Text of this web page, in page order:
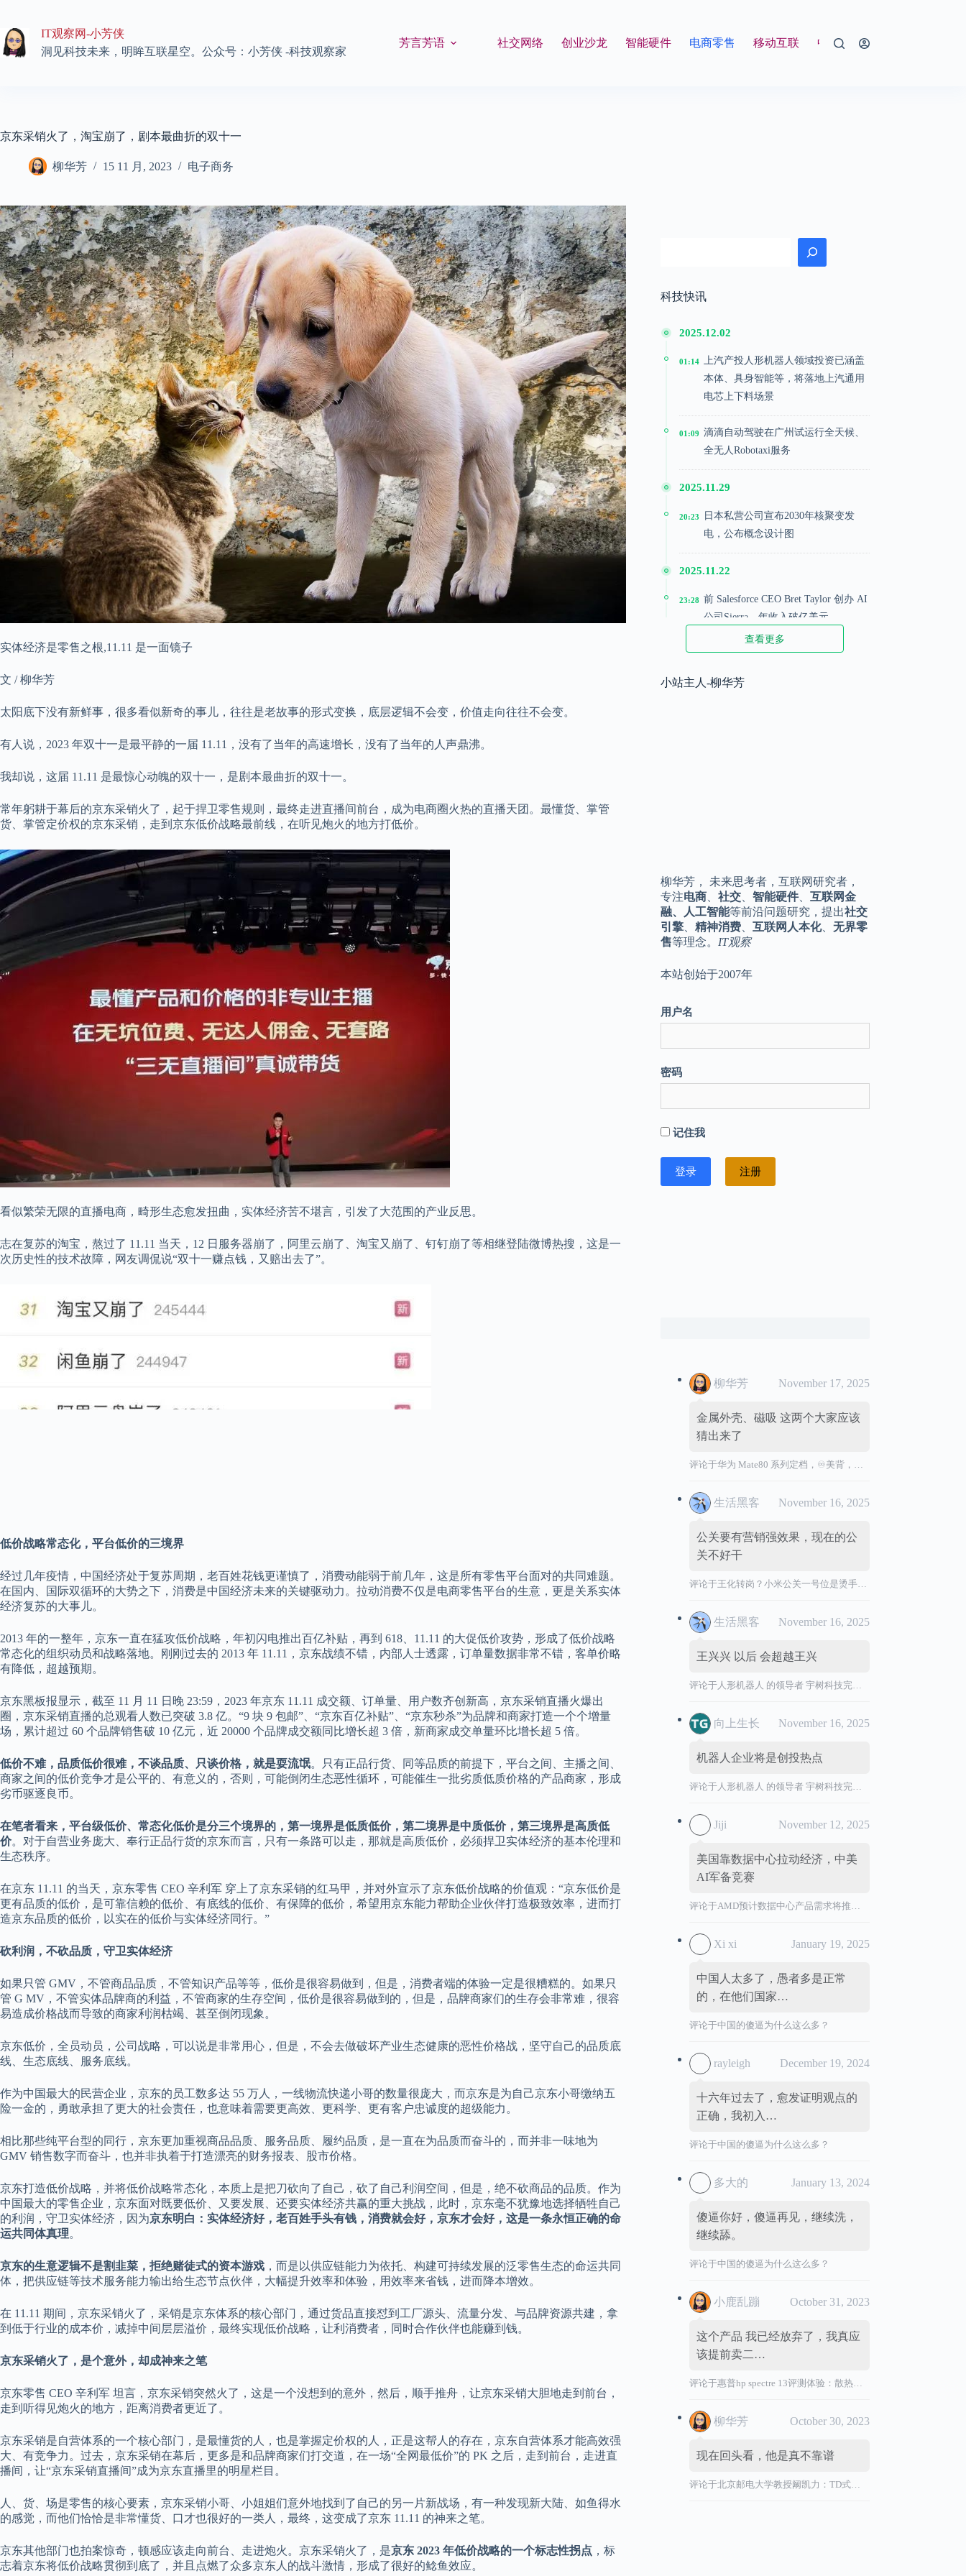
内
容
IT观察网-小芳侠
洞见科技未来，明眸互联星空。公众号：小芳侠 -科技观察家
芳言芳语 社交网络 创业沙龙 智能硬件 电商零售 移动互联 中国好工作
京东采销火了，淘宝崩了，剧本最曲折的双十一
柳华芳 15 11 月, 2023 电子商务
实体经济是零售之根,11.11 是一面镜子
文 / 柳华芳
太阳底下没有新鲜事，很多看似新奇的事儿，往往是老故事的形式变换，底层逻辑不会变，价值走向往往不会变。
有人说，2023 年双十一是最平静的一届 11.11，没有了当年的高速增长，没有了当年的人声鼎沸。
我却说，这届 11.11 是最惊心动魄的双十一，是剧本最曲折的双十一。
常年躬耕于幕后的京东采销火了，起于捍卫零售规则，最终走进直播间前台，成为电商圈火热的直播天团。最懂货、掌管
货、掌管定价权的京东采销，走到京东低价战略最前线，在听见炮火的地方打低价。
看似繁荣无限的直播电商，畸形生态愈发扭曲，实体经济苦不堪言，引发了大范围的产业反思。
志在复苏的淘宝，熬过了 11.11 当天，12 日服务器崩了，阿里云崩了、淘宝又崩了、钉钉崩了等相继登陆微博热搜，这是一
次历史性的技术故障，网友调侃说“双十一赚点钱，又赔出去了”。
低价战略常态化，平台低价的三境界
经过几年疫情，中国经济处于复苏周期，老百姓花钱更谨慎了，消费动能弱于前几年，这是所有零售平台面对的共同难题。
在国内、国际双循环的大势之下，消费是中国经济未来的关键驱动力。拉动消费不仅是电商零售平台的生意，更是关系实体
经济复苏的大事儿。
2013 年的一整年，京东一直在猛攻低价战略，年初闪电推出百亿补贴，再到 618、11.11 的大促低价攻势，形成了低价战略
常态化的组织动员和战略落地。刚刚过去的 2013 年 11.11，京东战绩不错，内部人士透露，订单量数据非常不错，客单价略
有降低，超越预期。
京东黑板报显示，截至 11 月 11 日晚 23:59，2023 年京东 11.11 成交额、订单量、用户数齐创新高，京东采销直播火爆出
圈，京东采销直播的总观看人数已突破 3.8 亿。“9 块 9 包邮”、“京东百亿补贴”、“京东秒杀”为品牌和商家打造一个个增量
场，累计超过 60 个品牌销售破 10 亿元，近 20000 个品牌成交额同比增长超 3 倍，新商家成交单量环比增长超 5 倍。
低价不难，品质低价很难，不谈品质、只谈价格，就是耍流氓。只有正品行货、同等品质的前提下，平台之间、主播之间、
商家之间的低价竞争才是公平的、有意义的，否则，可能倒闭生态恶性循环，可能催生一批劣质低质价格的产品商家，形成
劣币驱逐良币。
在笔者看来，平台级低价、常态化低价是分三个境界的，第一境界是低质低价，第二境界是中质低价，第三境界是高质低
价。对于自营业务庞大、奉行正品行货的京东而言，只有一条路可以走，那就是高质低价，必须捍卫实体经济的基本伦理和
生态秩序。
在京东 11.11 的当天，京东零售 CEO 辛利军 穿上了京东采销的红马甲，并对外宣示了京东低价战略的价值观：“京东低价是
更有品质的低价，是可靠信赖的低价、有底线的低价、有保障的低价，希望用京东能力帮助企业伙伴打造极致效率，进而打
造京东品质的低价，以实在的低价与实体经济同行。”
砍利润，不砍品质，守卫实体经济
如果只管 GMV，不管商品品质，不管知识产品等等，低价是很容易做到，但是，消费者端的体验一定是很糟糕的。如果只
管 G MV，不管实体品牌商的利益，不管商家的生存空间，低价是很容易做到的，但是，品牌商家们的生存会非常难，很容
易造成价格战而导致的商家利润枯竭、甚至倒闭现象。
京东低价，全员动员，公司战略，可以说是非常用心，但是，不会去做破坏产业生态健康的恶性价格战，坚守自己的品质底
线、生态底线、服务底线。
作为中国最大的民营企业，京东的员工数多达 55 万人，一线物流快递小哥的数量很庞大，而京东是为自己京东小哥缴纳五
险一金的，勇敢承担了更大的社会责任，也意味着需要更高效、更科学、更有客户忠诚度的超级能力。
相比那些纯平台型的同行，京东更加重视商品品质、服务品质、履约品质，是一直在为品质而奋斗的，而并非一味地为
GMV 销售数字而奋斗，也并非执着于打造漂亮的财务报表、股市价格。
京东打造低价战略，并将低价战略常态化，本质上是把刀砍向了自己，砍了自己利润空间，但是，绝不砍商品的品质。作为
中国最大的零售企业，京东面对既要低价、又要发展、还要实体经济共赢的重大挑战，此时，京东毫不犹豫地选择牺牲自己
的利润，守卫实体经济，因为京东明白：实体经济好，老百姓手头有钱，消费就会好，京东才会好，这是一条永恒正确的命
运共同体真理。
京东的生意逻辑不是割韭菜，拒绝赌徒式的资本游戏 ，而是以供应链能力为依托、构建可持续发展的泛零售生态的命运共同
体，把供应链等技术服务能力输出给生态节点伙伴，大幅提升效率和体验，用效率来省钱，进而降本增效。
在 11.11 期间，京东采销火了，采销是京东体系的核心部门，通过货品直接怼到工厂源头、流量分发、与品牌资源共建，拿
到低于行业的成本价，减掉中间层层溢价，最终实现低价战略，让利消费者，同时合作伙伴也能赚到钱。
京东采销火了，是个意外，却成神来之笔
京东零售 CEO 辛利军 坦言，京东采销突然火了，这是一个没想到的意外，然后，顺手推舟，让京东采销大胆地走到前台，
走到听得见炮火的地方，距离消费者更近了。
京东采销是自营体系的一个核心部门，是最懂货的人，也是掌握定价权的人，正是这帮人的存在，京东自营体系才能高效强
大、有竞争力。过去，京东采销在幕后，更多是和品牌商家们打交道，在一场“全网最低价”的 PK 之后，走到前台，走进直
播间，让“京东采销直播间”成为京东直播里的明星栏目。
人、货、场是零售的核心要素，京东采销小哥、小姐姐们意外地找到了自己的另一片新战场，有一种发现新大陆、如鱼得水
的感觉，而他们恰恰是非常懂货、口才也很好的一类人，最终，这变成了京东 11.11 的神来之笔。
京东其他部门也拍案惊奇，顿感应该走向前台、走进炮火。京东采销火了，是京东 2023 年低价战略的一个标志性拐点 ，标
志着京东将低价战略贯彻到底了，并且点燃了众多京东人的战斗激情，形成了很好的鲶鱼效应。
科技快讯
2025.12.02
01:14 上汽产投人形机器人领域投资已涵盖
本体、具身智能等，将落地上汽通用
电芯上下料场景
01:09 滴滴自动驾驶在广州试运行全天候、
全无人Robotaxi服务
2025.11.29
20:23
日本私营公司宣布2030年核聚变发
电，公布概念设计图
2025.11.22
23:28 前 Salesforce CEO Bret Taylor 创办 AI
公司Sierra，年收入破亿美元
2025.11.17
10:20 华为 Mate80 系列定档，♾️美背，全
查看更多
小站主人-柳华芳
柳华芳， 未来思考者，互联网研究者，
专注电商 、社交 、智能硬件、互联网金
融、人工智能等前沿问题研究，提出社交
引擎 、精神消费 、互联网人本化、无界零
售等理念。 IT观察
本站创始于2007年
用户名
密码
记住我
注册
柳华芳 November 17, 2025
金属外壳、磁吸 这两个大家应该
猜出来了
评论于华为 Mate80 系列定档，♾️美背，全金属机身
生活黑客 November 16, 2025
公关要有营销强效果，现在的公
关不好干
评论于王化转岗？小米公关一号位是烫手山芋
生活黑客 November 16, 2025
王兴兴 以后 会超越王兴
评论于人形机器人 的领导者 宇树科技完成 IPO 辅导，拟境内首次公开发行股票并上市。
向上生长 November 16, 2025
机器人企业将是创投热点
评论于人形机器人 的领导者 宇树科技完成 IPO 辅导，拟境内首次公开发行股票并上市。
Jiji November 12, 2025
美国靠数据中心拉动经济，中美
AI军备竞赛
评论于AMD预计数据中心产品需求将推动营收加速增长
Xi xi January 19, 2025
中国人太多了，愚者多是正常
的，在他们国家…
评论于中国的傻逼为什么这么多？
rayleigh December 19, 2024
十六年过去了，愈发证明观点的
正确，我初入…
评论于中国的傻逼为什么这么多？
多大的 January 13, 2024
傻逼你好，傻逼再见，继续洗，
继续舔。
评论于中国的傻逼为什么这么多？
小鹿乱蹦 October 31, 2023
这个产品 我已经放弃了，我真应
该提前卖二…
评论于惠普hp spectre 13评测体验：散热效能差，风扇声音大，转轴烫
柳华芳 October 30, 2023
现在回头看，他是真不靠谱
评论于北京邮电大学教授阚凯力：TD式创新”祸国殃民